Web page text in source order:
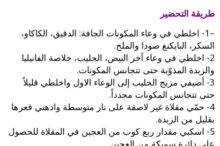
طريقة التحضير
–1- اخلطي في وعاء المكونات الجافة: الدقيق، الكاكاو،
السكر، البايكنغ صودا والملح.
2- اخلطي في وعاء آخر البيض، الحليب، خلاصة الفانيليا
والزبدة المذوّبة حتى تتجانس المكونات.
3- أضيفي مزيج الحليب إلى الوعاء الاول واخلطي قليلاً
حتى تتجانس المكونات مجدداً.
4- حمّي مقلاة غير لاصقة على نار متوسطة وادهني قعرها
بقليل من الزبدة.
5- اسكبي مقدار ربع كوب من العجين في المقلاة للحصول
على دائرة سميكة من العجين.